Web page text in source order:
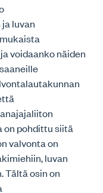
luvan
voidaanko näiden
on pohdittu siitä
valvonta on
luvan
Tältä osin on